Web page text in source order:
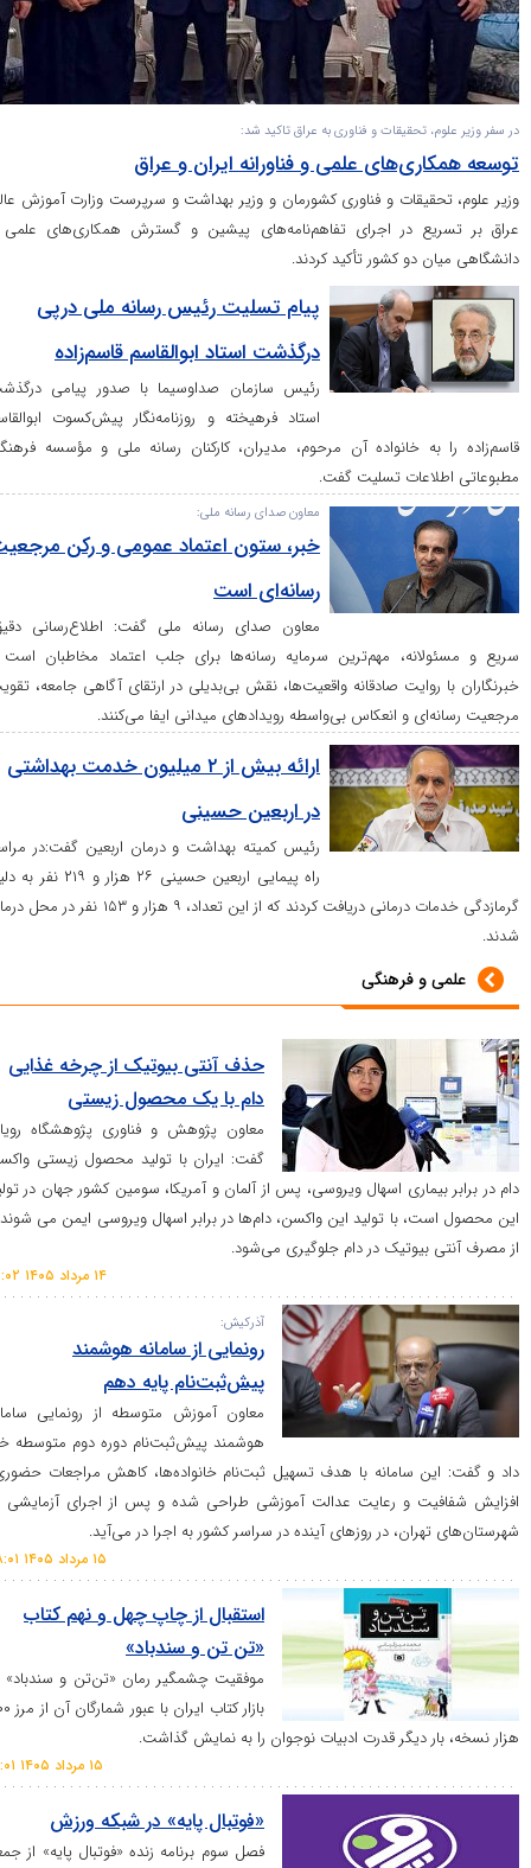
و فناوری به عراق تاکید شد:
علمی و فناورانه ایران و عراق
و فناوری کشورمان و وزیر بهداشت و سرپرست وزارت آموزش عالی
در اجرای تفاهم‌نامه‌های پیشین و گسترش همکاری‌های علمی و
کشور تأکید کردند.
پیام تسلیت رئیس رسانه ملی درپی
درگذشت استاد ابوالقاسم قاسم‌زاده
رئیس سازمان صداوسیما با صدور پیامی درگذشت
استاد فرهیخته و روزنامه‌نگار پیش‌کسوت ابوالقاسم
خانواده آن مرحوم، مدیران، کارکنان رسانه ملی و مؤسسه فرهنگی
تسلیت گفت.
معاون صدای رسانه ملی:
خبر، ستون اعتماد عمومی و رکن مرجعیت
رسانه‌ای است
معاون صدای رسانه ملی گفت: اطلاع‌رسانی دقیق،
مهم‌ترین سرمایه رسانه‌ها برای جلب اعتماد مخاطبان است و
صادقانه واقعیت‌ها، نقش بی‌بدیلی در ارتقای آگاهی جامعه، تقویت
و انعکاس بی‌واسطه رویداد‌های میدانی ایفا می‌کنند.
ارائه بیش از ۲ میلیون خدمت بهداشتی
در اربعین حسینی
رئیس کمیته بهداشت و درمان اربعین گفت:در مراسم
راه پیمایی اربعین حسینی ۲۶ هزار و ۲۱۹ نفر به دلیل
گرمازدگی خدمات درمانی دریافت کردند که از این تعداد، ۹ هزار و ۱۵۳ نفر در محل درمان
فرهنگی
حذف آنتی بیوتیک از چرخه غذایی
دام با یک محصول زیستی
معاون پژوهش و فناوری پژوهشگاه رویان
گفت: ایران با تولید محصول زیستی واکسن
اسهال ویروسی، پس از آلمان و آمریکا، سومین کشور جهان در تولید
با تولید این واکسن، دام‌ها در برابر اسهال ویروسی ایمن می شوند و
در دام جلوگیری می‌شود.
آذرکیش:
رونمایی از سامانه هوشمند
پیش‌ثبت‌نام پایه دهم
معاون آموزش متوسطه از رونمایی سامانه
هوشمند پیش‌ثبت‌نام دوره دوم متوسطه خبر
سامانه با هدف تسهیل ثبت‌نام خانواده‌ها، کاهش مراجعات حضوری،
و رعایت عدالت آموزشی طراحی شده و پس از اجرای آزمایشی در
در روز‌های آینده در سراسر کشور به اجرا در می‌آید.
استقبال از چاپ چهل و نهم کتاب
«تن تن و سندباد»
موفقیت چشمگیر رمان «تن‌تن و سندباد» در
بازار کتاب ایران با عبور شمارگان آن از مرز ۲۰۰
دیگر قدرت ادبیات نوجوان را به نمایش گذاشت.
«فوتبال پایه» در شبکه ورزش
فصل سوم برنامه زنده «فوتبال پایه» از جمعه